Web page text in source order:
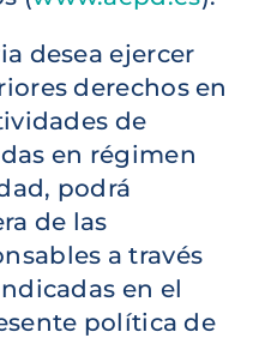
desea ejercer
derechos en
de
en régimen
podrá
de las
a través
en el
política de